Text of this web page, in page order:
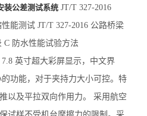
装公差测试系统 JT/T 327-2016
能测试 JT/T 327-2016 公路桥梁
C 防水性能试验方法
7.8 英寸超大彩屏显示，中文界
功能，对于夹持力大小可控。特
以及平拉双向作用力。 采用航空